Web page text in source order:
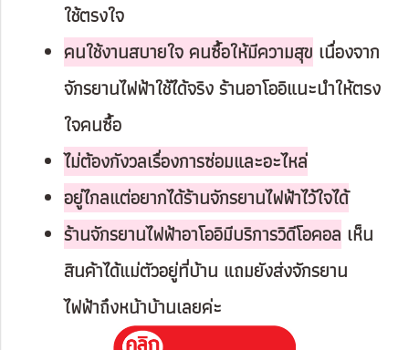
ใช้ตรงใจ
คนใช้งานสบายใจ คนซื้อให้มีความสุข เนื่องจาก
จักรยานไฟฟ้าใช้ได้จริง ร้านอาโออิแนะนำให้ตรง
ใจคนซื้อ
ไม่ต้องกังวลเรื่องการซ่อมและอะไหล่
อยู่ไกลแต่อยากได้ร้านจักรยานไฟฟ้าไว้ใจได้
ร้านจักรยานไฟฟ้าอาโออิมีบริการวิดีโอคอล เห็น
สินค้าได้แม่ตัวอยู่ที่บ้าน แถมยังส่งจักรยาน
ไฟฟ้าถึงหน้าบ้านเลยค่ะ